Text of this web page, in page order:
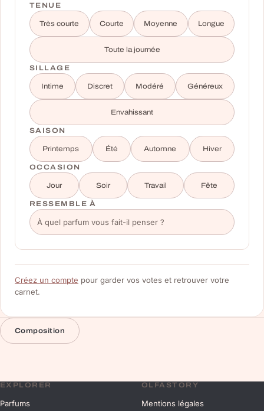
TENUE
Très courte Courte Moyenne Longue
Toute la journée
SILLAGE
Intime Discret Modéré Généreux
Envahissant
SAISON
Printemps Été Automne Hiver
OCCASION
Jour Soir Travail Fête
RESSEMBLE À
Créez un compte pour garder vos votes et retrouver votre
carnet.
Composition
EXPLORER
Parfums
OLFASTORY
Mentions légales